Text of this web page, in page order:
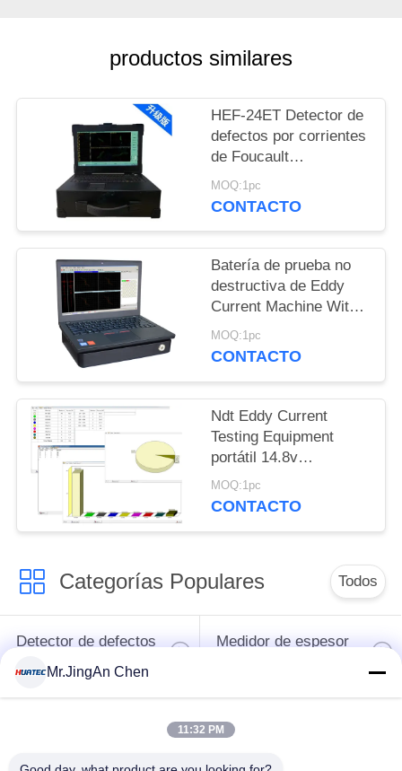
PRIVACY
POLICY
productos similares
HEF-24ET Detector de
defectos por corrientes
de Foucault
multifrecuencia para
tubos de calderas e
MOQ:1pc
CONTACTO
Batería de prueba no
destructiva de Eddy
Current Machine With
Lithium
MOQ:1pc
CONTACTO
Ndt Eddy Current
Testing Equipment
portátil 14.8v
construido en batería
de litio
MOQ:1pc
CONTACTO
Categorías Populares Todos
Detector de defectos
por ultrasonidos
Medidor de espesor
Durómetro portátil
Mr.JingAn Chen
11:32 PM